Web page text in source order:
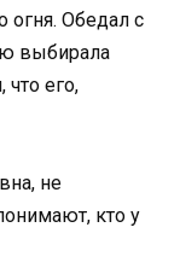
огня. Обедал с
выбирала
его,
не
кто у